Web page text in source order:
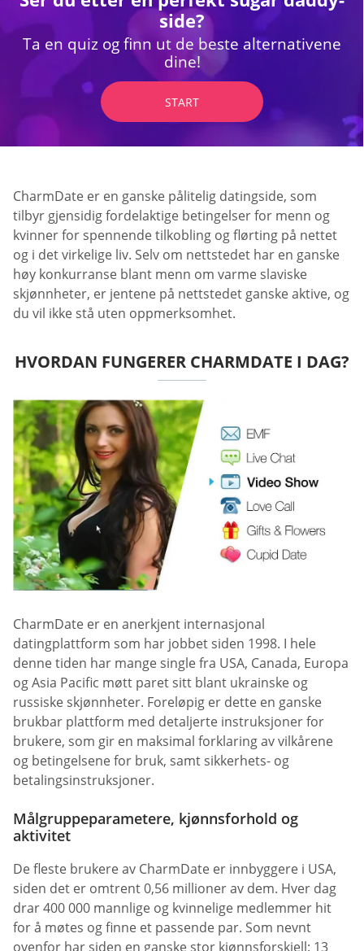
side?
Ta en quiz og finn ut de beste alternativene
dine!
START
CharmDate er en ganske pålitelig datingside, som
tilbyr gjensidig fordelaktige betingelser for menn og
kvinner for spennende tilkobling og flørting på nettet
og i det virkelige liv. Selv om nettstedet har en ganske
høy konkurranse blant menn om varme slaviske
skjønnheter, er jentene på nettstedet ganske aktive, og
du vil ikke stå uten oppmerksomhet.
HVORDAN FUNGERER CHARMDATE I DAG?
CharmDate er en anerkjent internasjonal
datingplattform som har jobbet siden 1998. I hele
denne tiden har mange single fra USA, Canada, Europa
og Asia Pacific møtt paret sitt blant ukrainske og
russiske skjønnheter. Foreløpig er dette en ganske
brukbar plattform med detaljerte instruksjoner for
brukere, som gir en maksimal forklaring av vilkårene
og betingelsene for bruk, samt sikkerhets- og
betalingsinstruksjoner.
Målgruppeparametere, kjønnsforhold og
aktivitet
De fleste brukere av CharmDate er innbyggere i USA,
siden det er omtrent 0,56 millioner av dem. Hver dag
drar 400 000 mannlige og kvinnelige medlemmer hit
for å møtes og finne et passende par. Som nevnt
ovenfor har siden en ganske stor kjønnsforskjell: 13